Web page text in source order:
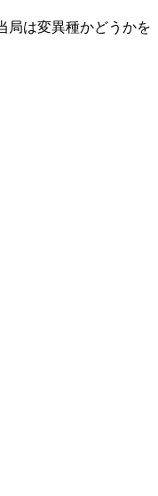
局は変異種かどうかを